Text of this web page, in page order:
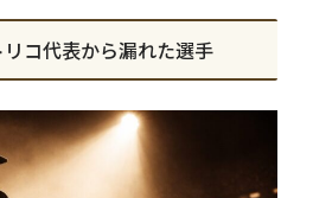
コ代表から漏れた選手